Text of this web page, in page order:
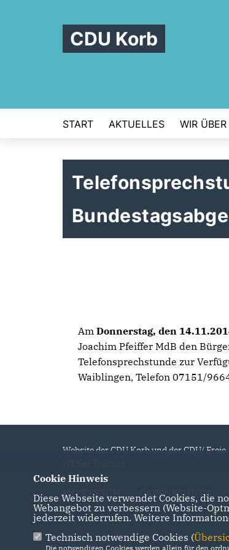
CDU Korb
START AKTUELLES WIR
Am Donnerstag, den
Joachim Pfeiffer MdB den
Telefonsprechstunde zur
Waiblingen, Telefon 07151/
Website der CDU Korb und der CDU/ Freie
IMPRESSUM DATENSCHUTZ
Cookie Hinweis
Diese Webseite verwendet Cookies, die
Webangebot zu verbessern (Website-
jederzeit widerrufen. Weitere
Technisch notwendige Cookies (
Die notwendigen Cookies werden allein für den